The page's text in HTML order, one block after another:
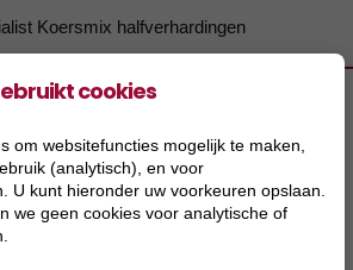
Koersmix halfverhardingen
cookies
om websitefuncties mogelijk te maken,
(analytisch), en voor
U kunt hieronder uw voorkeuren opslaan.
we geen cookies voor analytische of